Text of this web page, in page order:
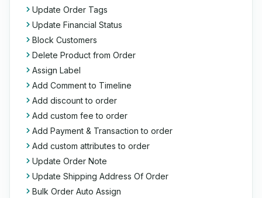
Update Order Tags
Update Financial Status
Block Customers
Delete Product from Order
Assign Label
Add Comment to Timeline
Add discount to order
Add custom fee to order
Add Payment & Transaction to order
Add custom attributes to order
Update Order Note
Update Shipping Address Of Order
Bulk Order Auto Assign